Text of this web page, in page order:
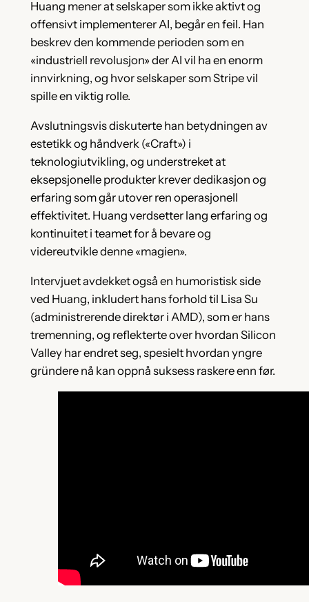
Huang mener at selskaper som ikke aktivt og
offensivt implementerer AI, begår en feil. Han
beskrev den kommende perioden som en
«industriell revolusjon» der AI vil ha en enorm
innvirkning, og hvor selskaper som Stripe vil
spille en viktig rolle.
Avslutningsvis diskuterte han betydningen av
estetikk og håndverk («Craft») i
teknologiutvikling, og understreket at
eksepsjonelle produkter krever dedikasjon og
erfaring som går utover ren operasjonell
effektivitet. Huang verdsetter lang erfaring og
kontinuitet i teamet for å bevare og
videreutvikle denne «magien».
Intervjuet avdekket også en humoristisk side
ved Huang, inkludert hans forhold til Lisa Su
(administrerende direktør i AMD), som er hans
tremenning, og reflekterte over hvordan Silicon
Valley har endret seg, spesielt hvordan yngre
gründere nå kan oppnå suksess raskere enn før.